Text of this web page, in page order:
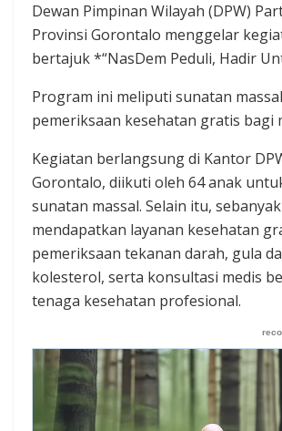
Dewan Pimpinan Wilayah (DPW)
Provinsi Gorontalo menggelar
bertajuk *“NasDem Peduli, Hadir
Program ini meliputi sunatan
pemeriksaan kesehatan gratis bagi
Kegiatan berlangsung di Kantor
Gorontalo, diikuti oleh 64 anak
sunatan massal. Selain itu,
mendapatkan layanan kesehatan
pemeriksaan tekanan darah, gula
kolesterol, serta konsultasi medis
tenaga kesehatan profesional.